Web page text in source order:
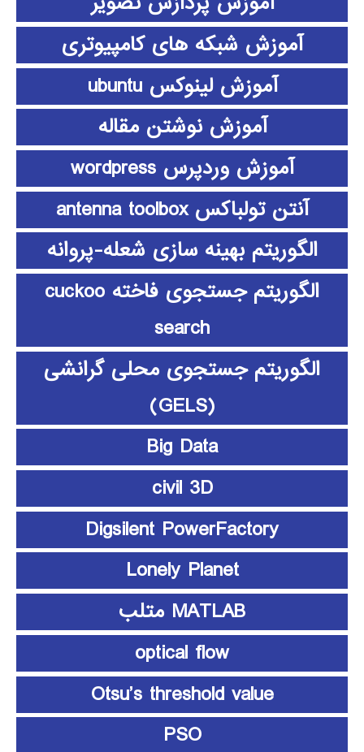
آموزش شبکه های کامپیوتری
آموزش لینوکس ubuntu
آموزش نوشتن مقاله
آموزش وردپرس wordpress
آنتن تولباکس antenna toolbox
الگوریتم بهینه سازی شعله-پروانه
الگوریتم جستجوی فاخته cuckoo
search
الگوریتم جستجوی محلی گرانشی
(GELS)
Big Data
civil 3D
Digsilent PowerFactory
Lonely Planet
MATLAB متلب
optical flow
Otsu’s threshold value
PSO